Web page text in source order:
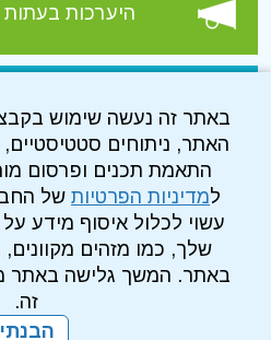
באתר זה נעשה שימוש
האתר, ניתוחים סטטיסטיים,
התאמת תכנים ופרסום
למדיניות הפרטיות של
עשוי לכלול איסוף מידע
שלך, כמו מזהים מקוונים,
באתר. המשך גלישה באתר
זה.
הבנתי
היערכות בעתות
עמוד הפייסבוק